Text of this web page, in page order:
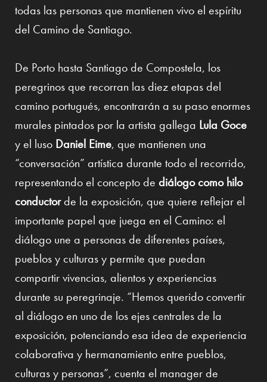
todas las personas que mantienen vivo el espíritu
del Camino de Santiago.
De Porto hasta Santiago de Compostela, los
peregrinos que recorran las diez etapas del
camino portugués, encontrarán a su paso enormes
murales pintados por la artista gallega Lula Goce
y el luso Daniel Eime, que mantienen una
“conversación” artística durante todo el recorrido,
representando el concepto de diálogo como hilo
conductorde la exposición, que quiere reflejar el
importante papel que juega en el Camino: el
diálogo une a personas de diferentes países,
pueblos y culturas y permite que puedan
compartir vivencias, alientos y experiencias
durante su peregrinaje. “Hemos querido convertir
al diálogo en uno de los ejes centrales de la
exposición, potenciando esa idea de experiencia
colaborativa y hermanamiento entre pueblos,
culturas y personas”, cuenta el manager de